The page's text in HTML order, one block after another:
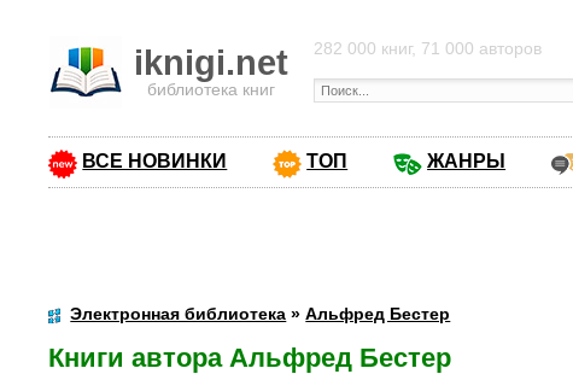
iknigi.net
библиотека книг
282 000 книг, 71 000 авторов
ВСЕ НОВИНКИ ТОП ЖАНРЫ
Электронная библиотека »Альфред Бестер
Книги автора Альфред Бестер